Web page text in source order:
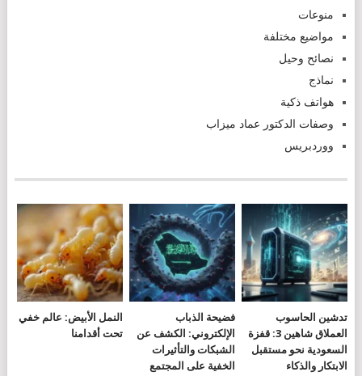
منوعات
مواضيع مختلفة
نصائح وحيل
نماذج
هواتف ذكية
وصفات الدكتور عماد ميزاب
ووردبريس
تدشين الحاسوب
العملاق شاهين 3: قفزة
السعودية نحو مستقبل
الابتكار والذكاء
فضيحة الذباب
الإلكتروني: الكشف عن
الشبكات والتأثيرات
الخفية على المجتمع
النمل الأبيض: عالم خفي
تحت أقدامنا